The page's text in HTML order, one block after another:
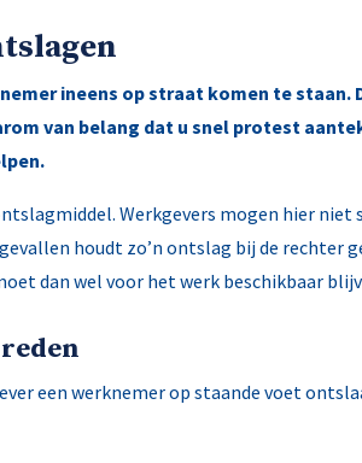
ineens op straat komen te
van belang dat u snel protest
Werkgevers mogen hier
houdt zo’n ontslag bij de rechter
dan wel voor het werk beschikbaar
een werknemer op staande voet